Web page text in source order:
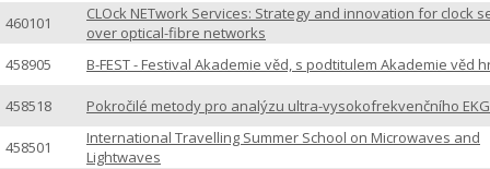
460101
CLOck NETwork Services: Strategy and innovation for clock
over optical-fibre networks
458905
B-FEST - Festival Akademie věd, s podtitulem Akademie věd
458518 Pokročilé metody pro analýzu ultra-vysokofrekvenčního EKG
458501
International Travelling Summer School on Microwaves and
Lightwaves